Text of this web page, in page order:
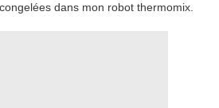
dans mon robot thermomix.